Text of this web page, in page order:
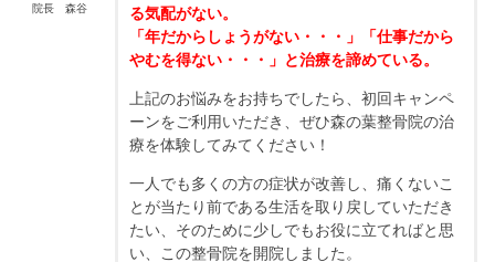
院長 森谷
る気配がない。
「年だからしょうがない・・・」「仕事だから
やむを得ない・・・」と治療を諦めている。
上記のお悩みをお持ちでしたら、初回キャンペ
ーンをご利用いただき、ぜひ森の葉整骨院の治
療を体験してみてください！
一人でも多くの方の症状が改善し、痛くないこ
とが当たり前である生活を取り戻していただき
たい、そのために少しでもお役に立てればと思
い、この整骨院を開院しました。